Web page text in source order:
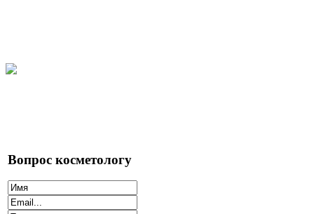
Вопрос косметологу